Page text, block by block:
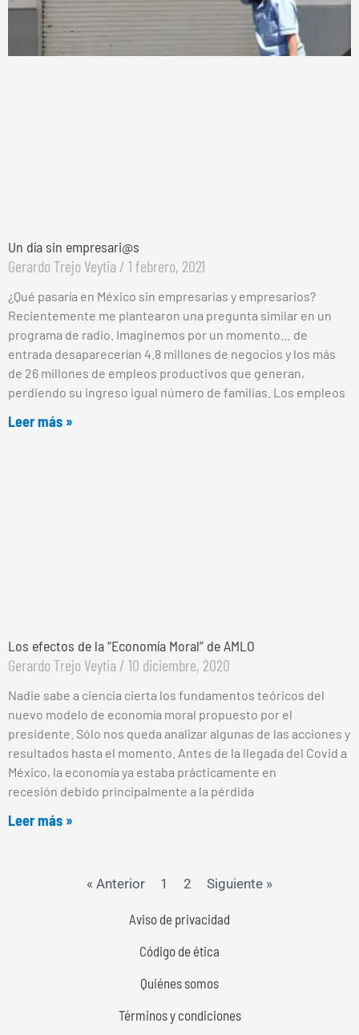
Un día sin empresari@s
Gerardo Trejo Veytia 1 febrero, 2021
¿Qué pasaría en México sin empresarias y empresarios?
Recientemente me plantearon una pregunta similar en un
programa de radio. Imaginemos por un momento… de
entrada desaparecerían 4.8 millones de negocios y los más
de 26 millones de empleos productivos que generan,
perdiendo su ingreso igual número de familias. Los empleos
Leer más »
Los efectos de la “Economía Moral” de AMLO
Gerardo Trejo Veytia 10 diciembre, 2020
Nadie sabe a ciencia cierta los fundamentos teóricos del
nuevo modelo de economía moral propuesto por el
presidente. Sólo nos queda analizar algunas de las acciones y
resultados hasta el momento. Antes de la llegada del Covid a
México, la economía ya estaba prácticamente en
recesión debido principalmente a la pérdida
Leer más »
« Anterior 1 2 Siguiente »
Aviso de privacidad
Código de ética
Quiénes somos
Términos y condiciones